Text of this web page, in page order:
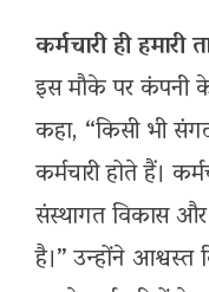
कर्मचारी ही
इस मौके पर कंपनी
कहा, “किसी भी
कर्मचारी होते हैं।
संस्थागत विकास
है।” उन्होंने आश्वस्त